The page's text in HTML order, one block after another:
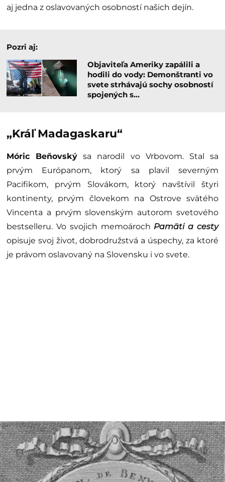
aj jedna z oslavovaných osobností našich dejín.
Pozri aj:
Objaviteľa Ameriky zapálili a
hodili do vody: Demonštranti vo
svete strhávajú sochy osobností
spojených s…
„Kráľ Madagaskaru“
Móric Beňovský sa narodil vo Vrbovom. Stal sa
prvým Európanom, ktorý sa plavil severným
Pacifikom, prvým Slovákom, ktorý navštívil štyri
kontinenty, prvým človekom na Ostrove svätého
Vincenta a prvým slovenským autorom svetového
bestselleru. Vo svojich memoároch Pamäti a cesty
opisuje svoj život, dobrodružstvá a úspechy, za ktoré
je právom oslavovaný na Slovensku i vo svete.